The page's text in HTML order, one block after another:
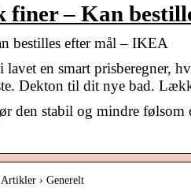
finer – Kan
bestilles efter mål – IKEA
en smart prisberegner,
Dekton til dit nye bad.
den stabil og mindre
› Generelt